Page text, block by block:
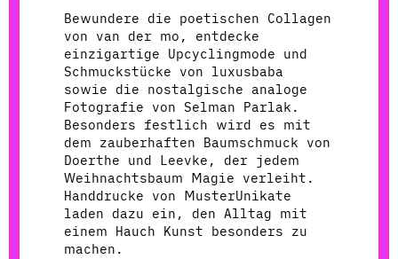
Bewundere die poetischen Collagen
von van der mo, entdecke
einzigartige Upcyclingmode und
Schmuckstücke von luxusbaba
sowie die nostalgische analoge
Fotografie von Selman Parlak.
Besonders festlich wird es mit
dem zauberhaften Baumschmuck von
Doerthe und Leevke, der jedem
Weihnachtsbaum Magie verleiht.
Handdrucke von MusterUnikate
laden dazu ein, den Alltag mit
einem Hauch Kunst besonders zu
machen.